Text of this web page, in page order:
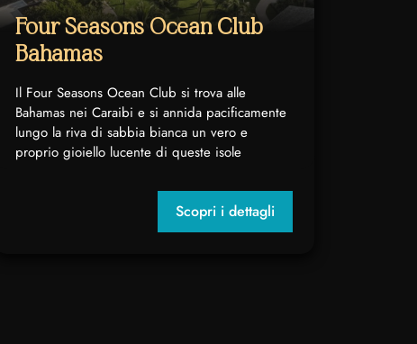
Four Seasons Ocean Club
Bahamas
Il Four Seasons Ocean Club si trova alle
Bahamas nei Caraibi e si annida pacificamente
lungo la riva di sabbia bianca un vero e
proprio gioiello lucente di queste isole
Scopri i dettagli